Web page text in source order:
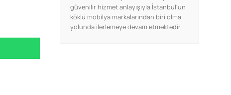
güvenilir hizmet anlayışıyla İstanbul'un
köklü mobilya markalarından biri olma
yolunda ilerlemeye devam etmektedir.